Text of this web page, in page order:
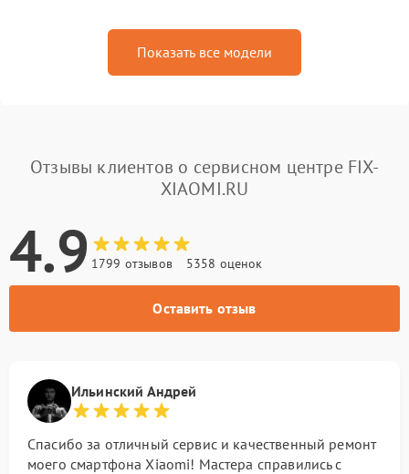
Показать все модели
Отзывы клиентов о сервисном центре FIX-
XIAOMI.RU
4.9 1799 отзывов 5358 оценок
Оставить отзыв
Ильинский Андрей
Спасибо за отличный сервис и качественный ремонт
моего смартфона Xiaomi! Мастера справились с